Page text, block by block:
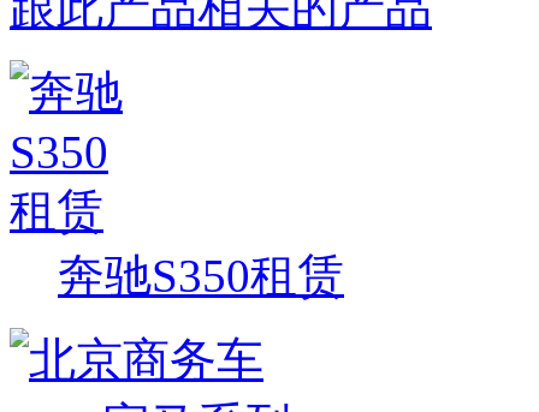
奔驰S350租赁